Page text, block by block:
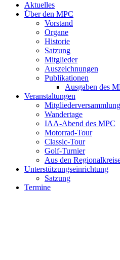
Aktuelles
Über den MPC
Vorstand
Organe
Historie
Satzung
Mitglieder
Auszeichnungen
Publikationen
Ausgaben des
Veranstaltungen
Mitgliederversammlung
Wandertage
IAA-Abend des MPC
Motorrad-Tour
Classic-Tour
Golf-Turnier
Aus den
Unterstützungseinrichtung
Satzung
Termine